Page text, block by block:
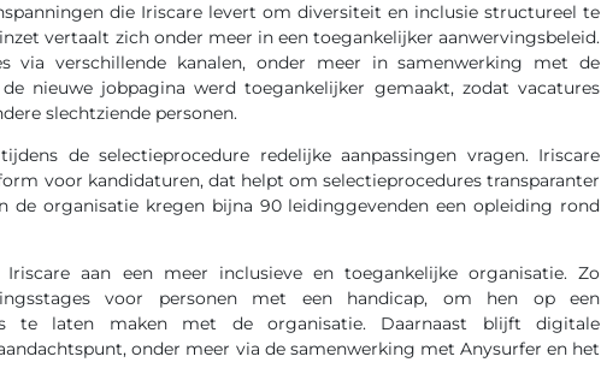
die Iriscare levert om diversiteit en inclusie structureel te
vertaalt zich onder meer in een toegankelijker aanwervingsbeleid.
via verschillende kanalen, onder meer in samenwerking met de
nieuwe jobpagina werd toegankelijker gemaakt, zodat vacatures
slechtziende personen.
de selectieprocedure redelijke aanpassingen vragen. Iriscare
voor kandidaturen, dat helpt om selectieprocedures transparanter
de organisatie kregen bijna 90 leidinggevenden een opleiding rond
aan een meer inclusieve en toegankelijke organisatie. Zo
voor personen met een handicap, om hen op een
te laten maken met de organisatie. Daarnaast blijft digitale
onder meer via de samenwerking met Anysurfer en het